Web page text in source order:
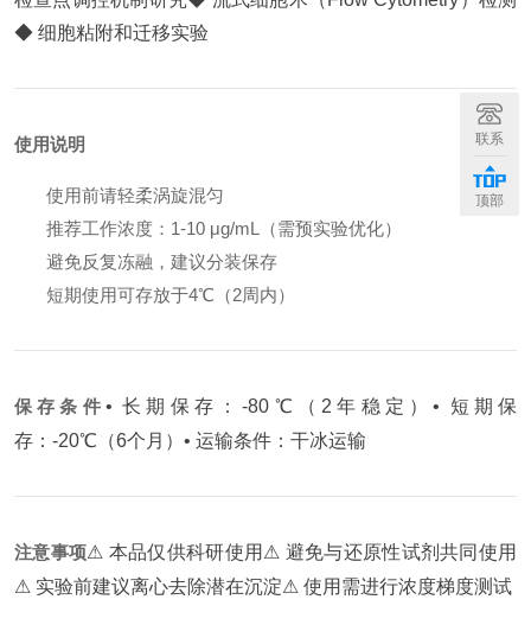
◆ 细胞粘附和迁移实验
使用说明
使用前请轻柔涡旋混匀
推荐工作浓度：1-10 μg/mL（需预实验优化）
避免反复冻融，建议分装保存
短期使用可存放于4℃（2周内）
保存条件 • 长期保存：-80℃（2年稳定）• 短期保
存：-20℃（6个月） • 运输条件：干冰运输
注意事项⚠ 本品仅供科研使用 ⚠ 避免与还原性试剂共同使用
⚠ 实验前建议离心去除潜在沉淀⚠ 使用需进行浓度梯度测试
联系
顶部